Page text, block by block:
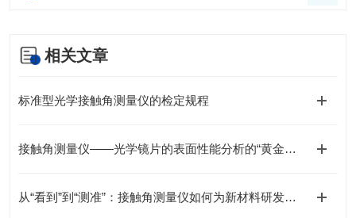
相关文章
标准型光学接触角测量仪的检定规程
接触角测量仪——光学镜片的表面性能分析的“黄金标准”工具
从“看到”到“测准”：接触角测量仪如何为新材料研发提供可靠数据支撑